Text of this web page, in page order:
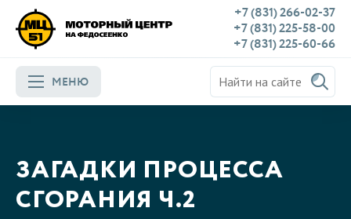
+7 (831) 266-02-37
+7 (831) 225-58-00
+7 (831) 225-60-66
МЕНЮ
ЗАГАДКИ ПРОЦЕССА
СГОРАНИЯ Ч.2